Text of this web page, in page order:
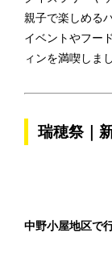
親子で楽しめる
イベントやフー
ィンを満喫しま
瑞穂祭｜
中野小屋地区で